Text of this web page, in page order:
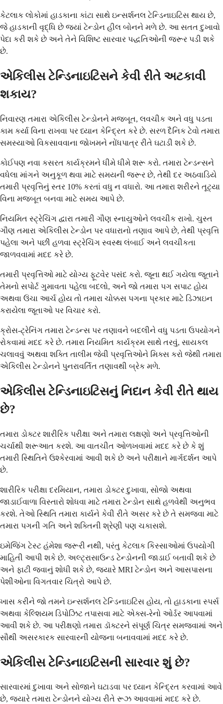
કેટલાક લોકોમાં હાડકાના કાંટા સાથે ઇન્સર્શનલ ટેન્ડિનાઇટિસ થાય છે,
જે હાડકાની વૃદ્ધિ છે જ્યાં ટેન્ડોન હીલ બોનને મળે છે. આ સતત દુખાવો
પેદા કરી શકે છે અને તેને વિશિષ્ટ સારવાર પદ્ધતિઓની જરૂર પડી શકે
છે.
એકિલીસ ટેન્ડિનાઇટિસને કેવી રીતે અટકાવી
શકાય?
નિવારણ તમારા એકિલીસ ટેન્ડોનને મજબૂત, લવચીક અને વધુ પડતા
કામ કર્યા વિના રાખવા પર ધ્યાન કેન્દ્રિત કરે છે. સરળ દૈનિક ટેવો તમારા
સમસ્યાઓ વિકસાવવાના જોખમને નોંધપાત્ર રીતે ઘટાડી શકે છે.
કોઈપણ નવા કસરત કાર્યક્રમને ધીમે ધીમે શરૂ કરો. તમારા ટેન્ડન્સને
વધેલા માંગને અનુકૂળ થવા માટે સમયની જરૂર છે, તેથી દર અઠવાડિયે
તમારી પ્રવૃત્તિનું સ્તર 10% કરતાં વધુ ન વધારો. આ તમારા શરીરને તૂટ્યા
વિના મજબૂત બનવા માટે સમય આપે છે.
નિયમિત સ્ટ્રેચિંગ દ્વારા તમારી ગૌણ સ્નાયુઓને લવચીક રાખો. ચુસ્ત
ગૌણ તમારા એકિલીસ ટેન્ડોન પર વધારાનો તણાવ આપે છે, તેથી પ્રવૃત્તિ
પહેલા અને પછી હળવા સ્ટ્રેચિંગ સ્વસ્થ લંબાઈ અને લવચીકતા
જાળવવામાં મદદ કરે છે.
તમારી પ્રવૃત્તિઓ માટે યોગ્ય ફૂટવેર પસંદ કરો. જૂના થઈ ગયેલા જૂતાને
તેમનો સપોર્ટ ગુમાવતા પહેલા બદલો, અને જો તમારા પગ સપાટ હોય
અથવા ઉંચા આર્ચ હોય તો તમારા ચોક્કસ પગના પ્રકાર માટે ડિઝાઇન
કરાયેલા જૂતાઓ પર વિચાર કરો.
ક્રોસ-ટ્રેનિંગ તમારા ટેન્ડન્સ પર તણાવને બદલીને વધુ પડતા ઉપયોગને
રોકવામાં મદદ કરે છે. તમારા નિયમિત કાર્યક્રમ સાથે તરવું, સાયકલ
ચલાવવું અથવા શક્તિ તાલીમ જેવી પ્રવૃત્તિઓને મિક્સ કરો જેથી તમારા
એકિલીસ ટેન્ડોનને પુનરાવર્તિત તણાવથી બ્રેક મળે.
એકિલીસ ટેન્ડિનાઇટિસનું નિદાન કેવી રીતે થાય
છે?
તમારા ડોક્ટર શારીરિક પરીક્ષા અને તમારા લક્ષણો અને પ્રવૃત્તિઓની
ચર્ચાથી શરૂઆત કરશે. આ વાતચીત ઓળખવામાં મદદ કરે છે કે શું
તમારી સ્થિતિને ઉશ્કેરવામાં આવી શકે છે અને પરીક્ષાને માર્ગદર્શન આપે
છે.
શારીરિક પરીક્ષા દરમિયાન, તમારા ડોક્ટર દુખાવા, સોજો અથવા
જાડાઈવાળા વિસ્તારો શોધવા માટે તમારા ટેન્ડોન સાથે હળવેથી અનુભવ
કરશે. તેઓ સ્થિતિ તમારા કાર્યને કેવી રીતે અસર કરે છે તે સમજવા માટે
તમારા પગની ગતિ અને શક્તિની શ્રેણી પણ ચકાસશે.
ઇમેજિંગ ટેસ્ટ હંમેશા જરૂરી નથી, પરંતુ કેટલાક કિસ્સાઓમાં ઉપયોગી
માહિતી આપી શકે છે. અલ્ટ્રાસાઉન્ડ ટેન્ડોનની જાડાઈ બતાવી શકે છે
અને ફાટી જવાનું શોધી શકે છે, જ્યારે MRI ટેન્ડોન અને આસપાસના
પેશીઓના વિગતવાર ચિત્રો આપે છે.
ખાસ કરીને જો તમને ઇન્સર્શનલ ટેન્ડિનાઇટિસ હોય, તો હાડકાના સ્પર્સ
અથવા કેલ્શિયમ ડિપોઝિટ તપાસવા માટે એક્સ-રેનો ઓર્ડર આપવામાં
આવી શકે છે. આ પરીક્ષણો તમારા ડૉક્ટરને સંપૂર્ણ ચિત્ર સમજવામાં અને
સૌથી અસરકારક સારવારની યોજના બનાવવામાં મદદ કરે છે.
એકિલીસ ટેન્ડિનાઇટિસની સારવાર શું છે?
સારવારમાં દુખાવા અને સોજાને ઘટાડવા પર ધ્યાન કેન્દ્રિત કરવામાં આવે
છે, જ્યારે તમારા ટેન્ડોનને યોગ્ય રીતે રૂઝ આવવામાં મદદ કરે છે.